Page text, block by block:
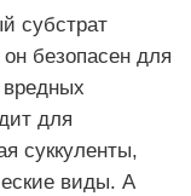
субстрат
безопасен для
для
суккуленты,
виды. А